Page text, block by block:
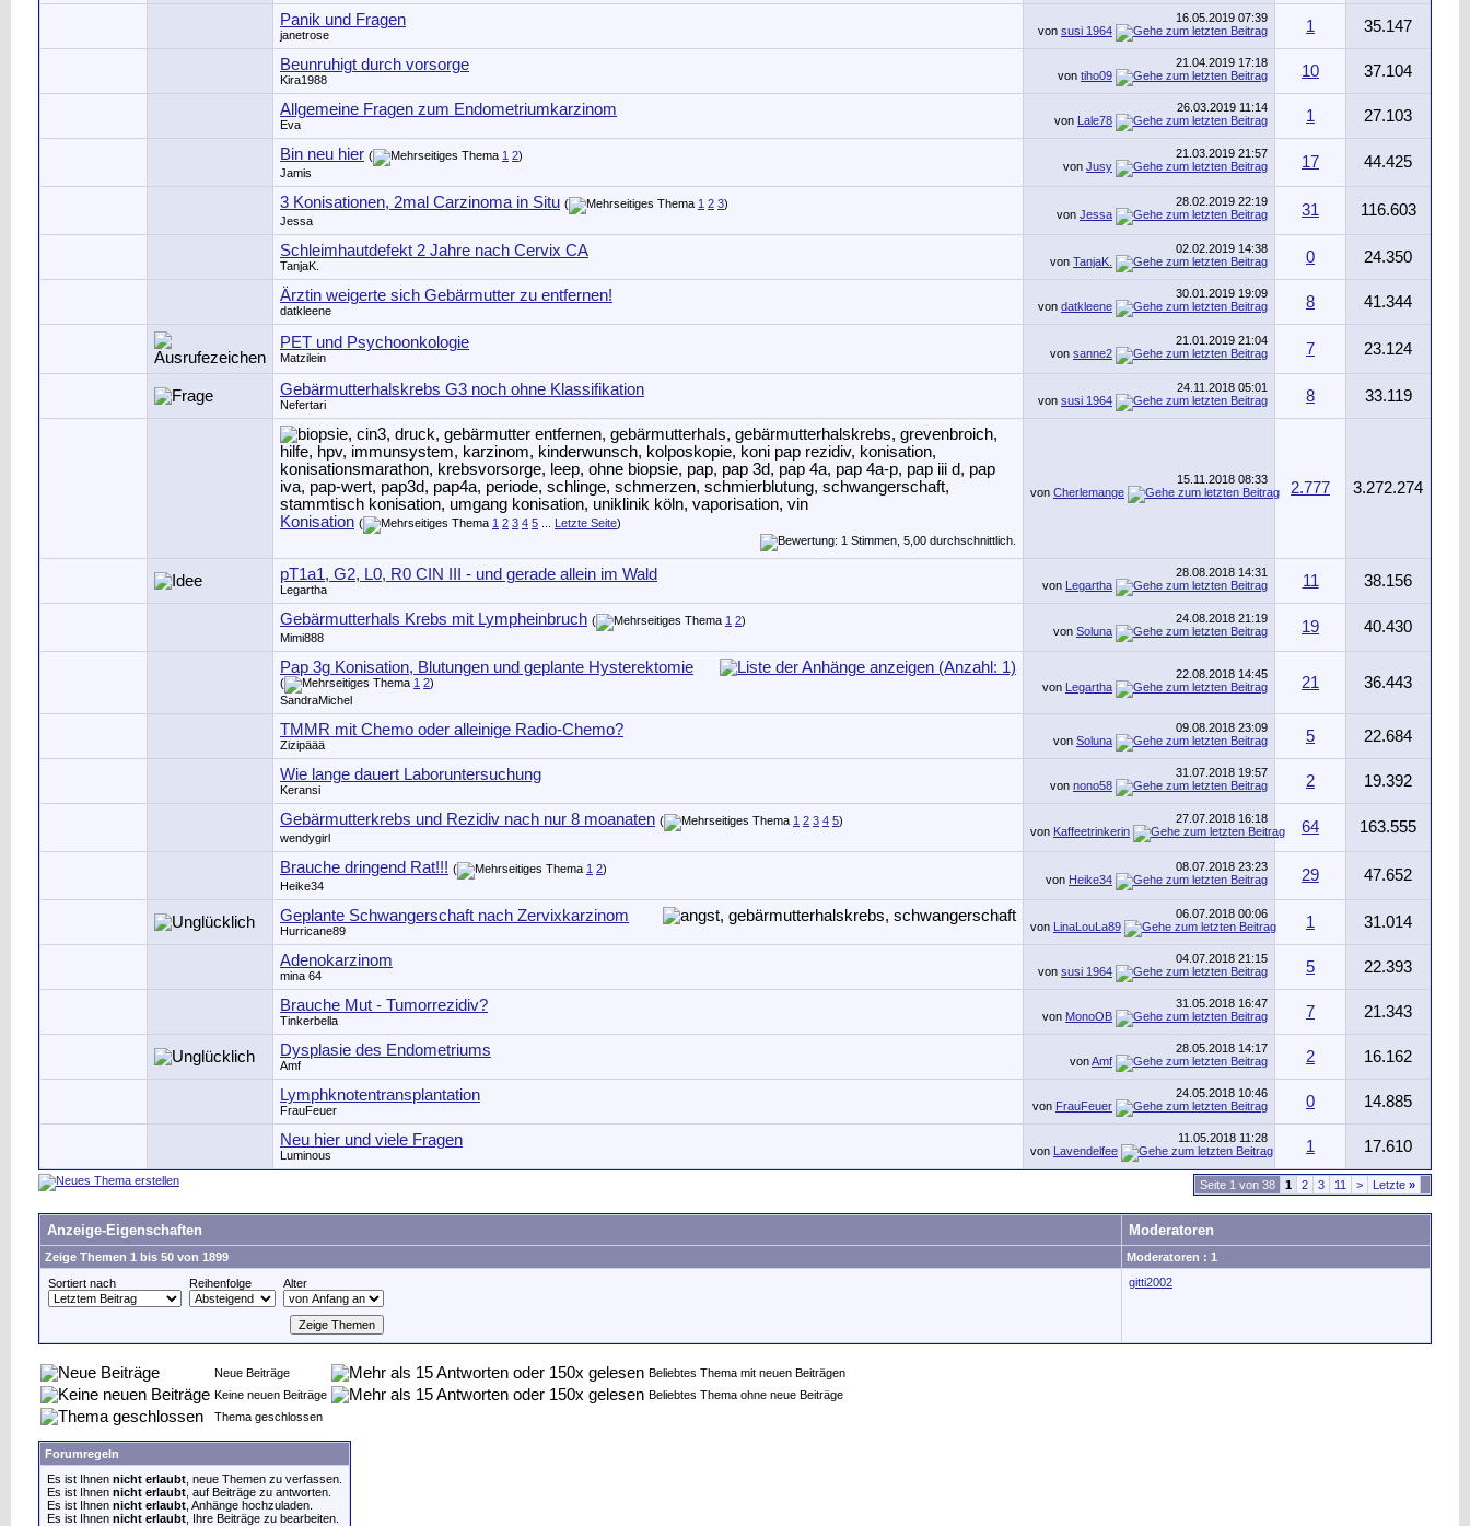
Panik und Fragen
janetrose
16.05.2019 07:39
von susi 1964 1 35.147
Beunruhigt durch vorsorge
Kira1988
21.04.2019 17:18
von tiho09 10 37.104
Allgemeine Fragen zum Endometriumkarzinom
Eva
26.03.2019 11:14
von Lale78 1 27.103
Bin neu hier ( 1 2)
Jamis
21.03.2019 21:57
von Jusy 17 44.425
3 Konisationen, 2mal Carzinoma in Situ ( 1 2 3)
Jessa
28.02.2019 22:19
von Jessa 31 116.603
Schleimhautdefekt 2 Jahre nach Cervix CA
TanjaK.
02.02.2019 14:38
von TanjaK. 0 24.350
Ärztin weigerte sich Gebärmutter zu entfernen!
datkleene
30.01.2019 19:09
von datkleene 8 41.344
PET und Psychoonkologie
Matzilein
21.01.2019 21:04
von sanne2 7 23.124
Gebärmutterhalskrebs G3 noch ohne Klassifikation
Nefertari
24.11.2018 05:01
von susi 1964 8 33.119
Konisation ( 1 2 3 4 5 Letzte Seite)
15.11.2018 08:33
von Cherlemange 2.777 3.272.274
pT1a1, G2, L0, R0 CIN III - und gerade allein im Wald
Legartha
28.08.2018 14:31
von Legartha 11 38.156
Gebärmutterhals Krebs mit Lympheinbruch ( 1 2)
Mimi888
24.08.2018 21:19
von Soluna 19 40.430
Pap 3g Konisation, Blutungen und geplante Hysterektomie
( 1 2)
SandraMichel
22.08.2018 14:45
von Legartha 21 36.443
TMMR mit Chemo oder alleinige Radio-Chemo?
Zizipäää
09.08.2018 23:09
von Soluna 5 22.684
Wie lange dauert Laboruntersuchung
Keransi
31.07.2018 19:57
von nono58 2 19.392
Gebärmutterkrebs und Rezidiv nach nur 8 moanaten ( 1 2 3 4 5)
wendygirl
27.07.2018 16:18
von Kaffeetrinkerin 64 163.555
Brauche dringend Rat!!! ( 1 2)
Heike34
08.07.2018 23:23
von Heike34 29 47.652
Geplante Schwangerschaft nach Zervixkarzinom
Hurricane89
06.07.2018 00:06
von LinaLouLa89 1 31.014
Adenokarzinom
mina 64
04.07.2018 21:15
von susi 1964 5 22.393
Brauche Mut - Tumorrezidiv?
Tinkerbella
31.05.2018 16:47
von MonoOB 7 21.343
Dysplasie des Endometriums
Amf
28.05.2018 14:17
vonAmf 2 16.162
Lymphknotentransplantation
FrauFeuer
24.05.2018 10:46
von FrauFeuer 0 14.885
Neu hier und viele Fragen
Luminous
11.05.2018 11:28
von Lavendelfee 1 17.610
Seite 1 von 38 1 2 3 11 > Letzte »
Anzeige-Eigenschaften Moderatoren
Zeige Themen 1 bis 50 von 1899
Moderatoren : 1
Sortiert nach
Reihenfolge Alter gitti2002
Neue Beiträge
Beliebtes Thema mit neuen Beiträgen
Keine neuen Beiträge
Beliebtes Thema ohne neue Beiträge
Thema geschlossen
Forumregeln
Es ist Ihnen nicht erlaubt , neue Themen zu verfassen.
Es ist Ihnen nicht erlaubt , auf Beiträge zu antworten.
Es ist Ihnen nicht erlaubt , Anhänge hochzuladen.
Es ist Ihnen nicht erlaubt , Ihre Beiträge zu bearbeiten.